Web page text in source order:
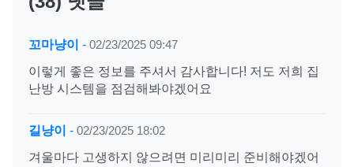
꼬마냥이 - 02/23/2025 09:47
이렇게 좋은 정보를 주셔서 감사합니다! 저도 저희 집
난방 시스템을 점검해봐야겠어요
길냥이 - 02/23/2025 18:02
겨울마다 고생하지 않으려면 미리미리 준비해야겠어